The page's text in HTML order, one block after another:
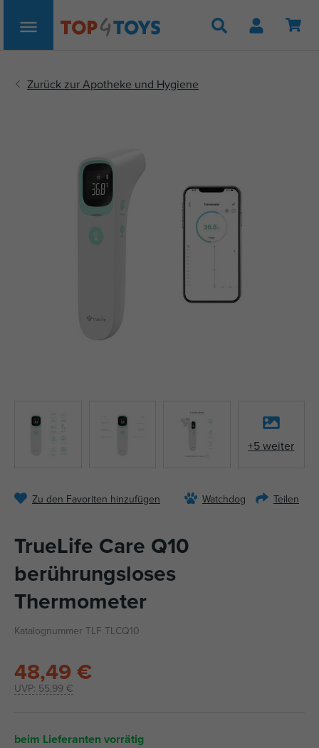
Suche
+5 weiter
Zu den Favoriten hinzufügen Watchdog Teilen
TrueLife Care Q10
berührungsloses
Thermometer
Katalognummer TLF TLCQ10
UVP: 55,99 €
48,49 €
beim Lieferanten vorrätig